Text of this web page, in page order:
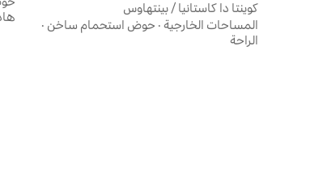
كوينتا دا كاستانيا / بينتهاوس
المساحات الخارجية · حوض استحمام ساخن ·
الراحة